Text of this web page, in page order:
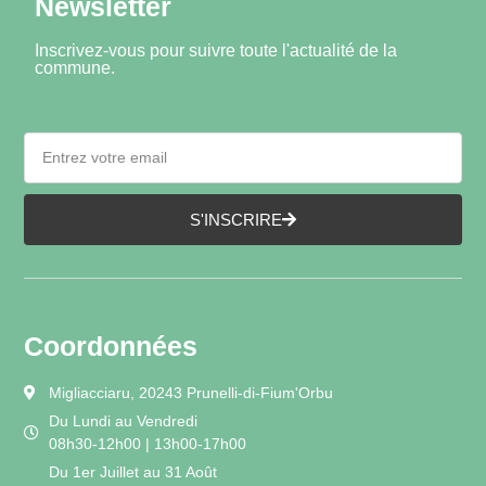
Newsletter
Inscrivez-vous pour suivre toute l'actualité de la
commune.
S'INSCRIRE
Coordonnées
Migliacciaru, 20243 Prunelli-di-Fium'Orbu
Du Lundi au Vendredi
08h30-12h00 | 13h00-17h00
Du 1er Juillet au 31 Août